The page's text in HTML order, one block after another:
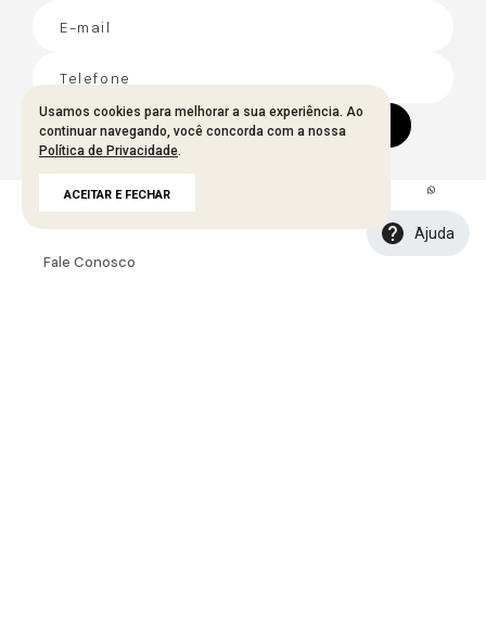
Ajuda
Usamos cookies para melhorar a sua experiência. Ao
continuar navegando, você concorda com a nossa
Política de Privacidade.
ACEITAR E FECHAR
CADASTRAR
A MARCA
Fale Conosco